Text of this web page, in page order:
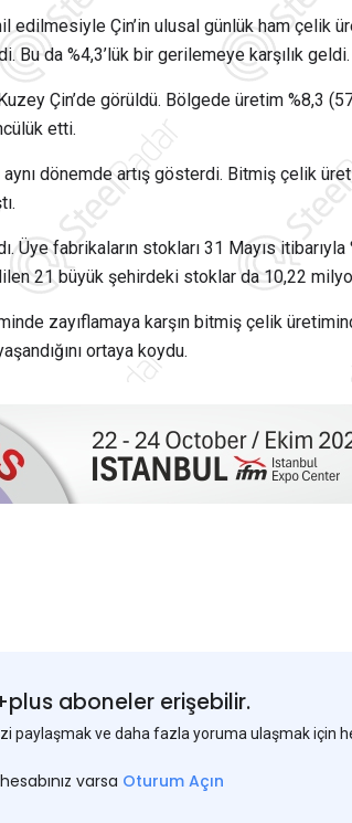
edilmesiyle Çin’in ulusal günlük ham çelik
Bu da %4,3’lük bir gerilemeye karşılık geldi.
Çin’de görüldü. Bölgede üretim %8,3
etti.
dönemde artış gösterdi. Bitmiş çelik
Üye fabrikaların stokları 31 Mayıs
21 büyük şehirdeki stoklar da 10,22
zayıflamaya karşın bitmiş çelik
ortaya koydu.
aboneler erişebilir.
paylaşmak ve daha fazla yoruma ulaşmak için
varsa Oturum Açın